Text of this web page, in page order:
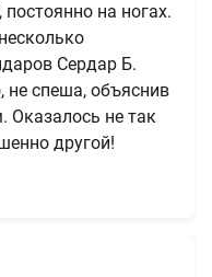
на ногах.
Сердар Б.
не спеша, объяснив
Оказалось не так
другой!